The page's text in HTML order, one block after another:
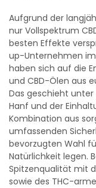
Aufgrund der
nur Vollspektrum
besten Effekte
up-Unternehmen im
haben sich auf die
und CBD-Ölen aus
Das geschieht
Hanf und der
Kombination aus
umfassenden
bevorzugten Wahl
Natürlichkeit legen.
Spitzenqualität mit
sowie des THC-